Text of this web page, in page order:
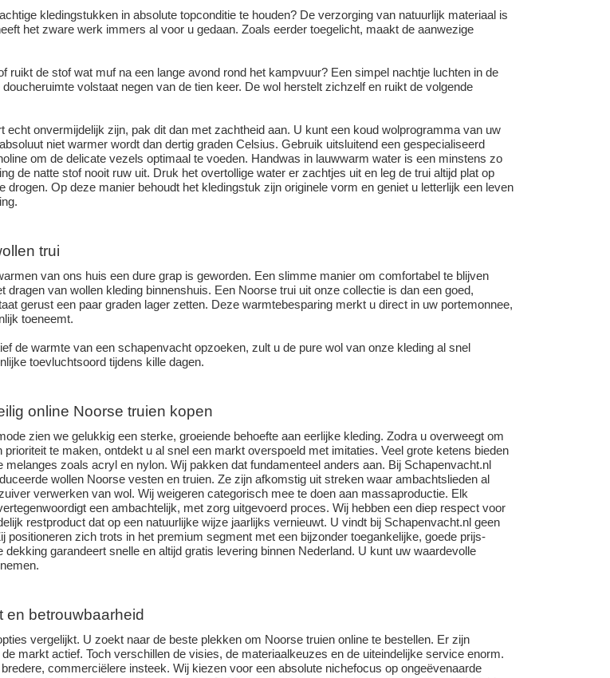
kledingstukken in absolute topconditie te houden? De verzorging van natuurlijk materiaal is
het zware werk immers al voor u gedaan. Zoals eerder toegelicht, maakt de aanwezige
ruikt de stof wat muf na een lange avond rond het kampvuur? Een simpel nachtje luchten in de
volstaat negen van de tien keer. De wol herstelt zichzelf en ruikt de volgende
echt onvermijdelijk zijn, pak dit dan met zachtheid aan. U kunt een koud wolprogramma van uw
niet warmer wordt dan dertig graden Celsius. Gebruik uitsluitend een gespecialiseerd
om de delicate vezels optimaal te voeden. Handwas in lauwwarm water is een minstens zo
de natte stof nooit ruw uit. Druk het overtollige water er zachtjes uit en leg de trui altijd plat op
drogen. Op deze manier behoudt het kledingstuk zijn originele vorm en geniet u letterlijk een leven
trui
van ons huis een dure grap is geworden. Een slimme manier om comfortabel te blijven
dragen van wollen kleding binnenshuis. Een Noorse trui uit onze collectie is dan een goed,
gerust een paar graden lager zetten. Deze warmtebesparing merkt u direct in uw portemonnee,
toeneemt.
de warmte van eenschapenvacht opzoeken, zult u de pure wol van onze kleding al snel
toevluchtsoord tijdens kille dagen.
online Noorse truien kopen
zien we gelukkig een sterke, groeiende behoefte aan eerlijke kleding. Zodra u overweegt om
prioriteit te maken, ontdekt u al snel een markt overspoeld met imitaties. Veel grote ketens bieden
zoals acryl en nylon. Wij pakken dat fundamenteel anders aan. Bij Schapenvacht.nl
wollen Noorse vesten en truien. Ze zijn afkomstig uit streken waar ambachtslieden al
verwerken van wol. Wij weigeren categorisch mee te doen aan massaproductie. Elk
een ambachtelijk, met zorg uitgevoerd proces. Wij hebben een diep respect voor
restproduct dat op een natuurlijke wijze jaarlijks vernieuwt. U vindt bij Schapenvacht.nl geen
positioneren zich trots in het premium segment met een bijzonder toegankelijke, goede prijs-
dekking garandeert snelle en altijd gratis levering binnen Nederland. U kunt uw waardevolle
en betrouwbaarheid
vergelijkt. U zoekt naar de beste plekken om Noorse truien online te bestellen. Er zijn
markt actief. Toch verschillen de visies, de materiaalkeuzes en de uiteindelijke service enorm.
commerciëlere insteek. Wij kiezen voor een absolute nichefocus op ongeëvenaarde